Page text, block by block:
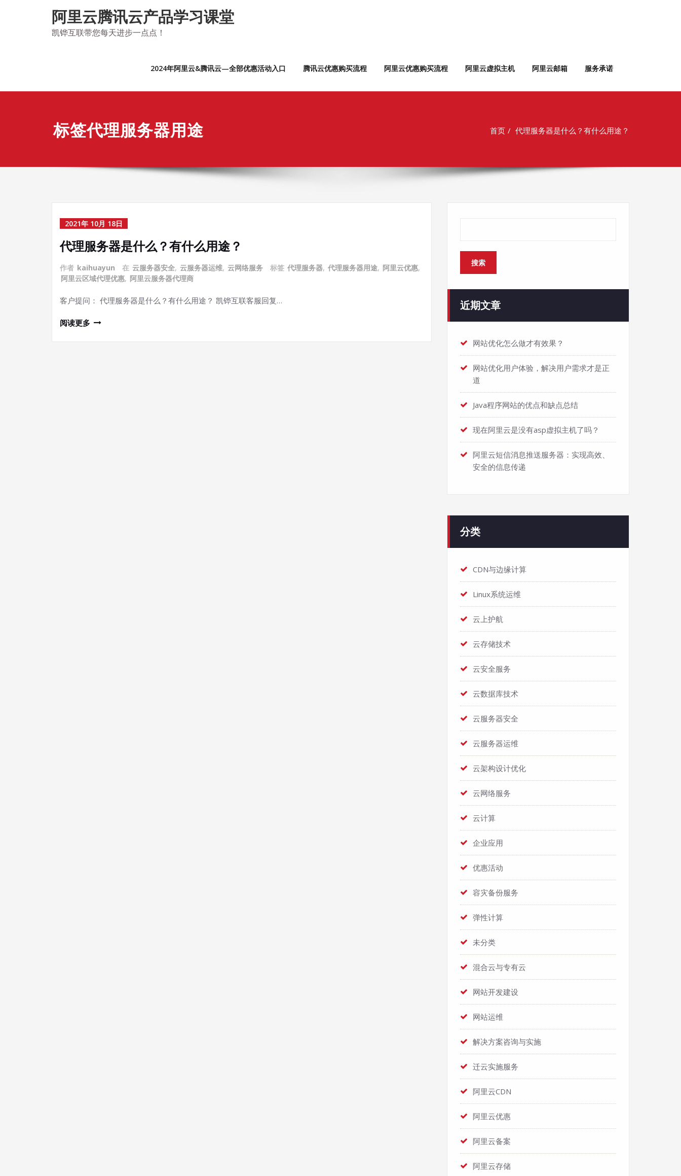
阿里云腾讯云产品学习课堂
凯铧互联带您每天进步一点点！
2024年阿里云&腾讯云—全部优惠活动入口 腾讯云优惠购买流程 阿里云优惠购买流程 阿里云虚拟主机 阿里云邮箱 服务承诺
标签代理服务器用途 首页 代理服务器是什么？有什么用途？
2021年 10月 18日
代理服务器是什么？有什么用途？
作者 kaihuayun 在 云服务器安全, 云服务器运维, 云网络服务 标签 代理服务器, 代理服务器用途, 阿里云优惠,
阿里云区域代理优惠, 阿里云服务器代理商
客户提问： 代理服务器是什么？有什么用途？ 凯铧互联客服回复…
阅读更多
搜索
近期文章
网站优化怎么做才有效果？
网站优化用户体验，解决用户需求才是正
道
Java程序网站的优点和缺点总结
现在阿里云是没有asp虚拟主机了吗？
阿里云短信消息推送服务器：实现高效、
安全的信息传递
分类
CDN与边缘计算
Linux系统运维
云上护航
云存储技术
云安全服务
云数据库技术
云服务器安全
云服务器运维
云架构设计优化
云网络服务
云计算
企业应用
优惠活动
容灾备份服务
弹性计算
未分类
混合云与专有云
网站开发建设
网站运维
解决方案咨询与实施
迁云实施服务
阿里云CDN
阿里云优惠
阿里云备案
阿里云存储